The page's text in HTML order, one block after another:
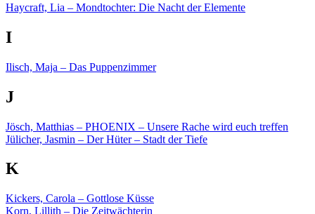
Haycraft, Lia – Mondtochter: Die Nacht der Elemente
I
Ilisch, Maja – Das Puppenzimmer
J
Jösch, Matthias – PHOENIX – Unsere Rache wird euch treffen
Jülicher, Jasmin – Der Hüter – Stadt der Tiefe
K
Kickers, Carola – Gottlose Küsse
Korn, Lillith – Die Zeitwächterin